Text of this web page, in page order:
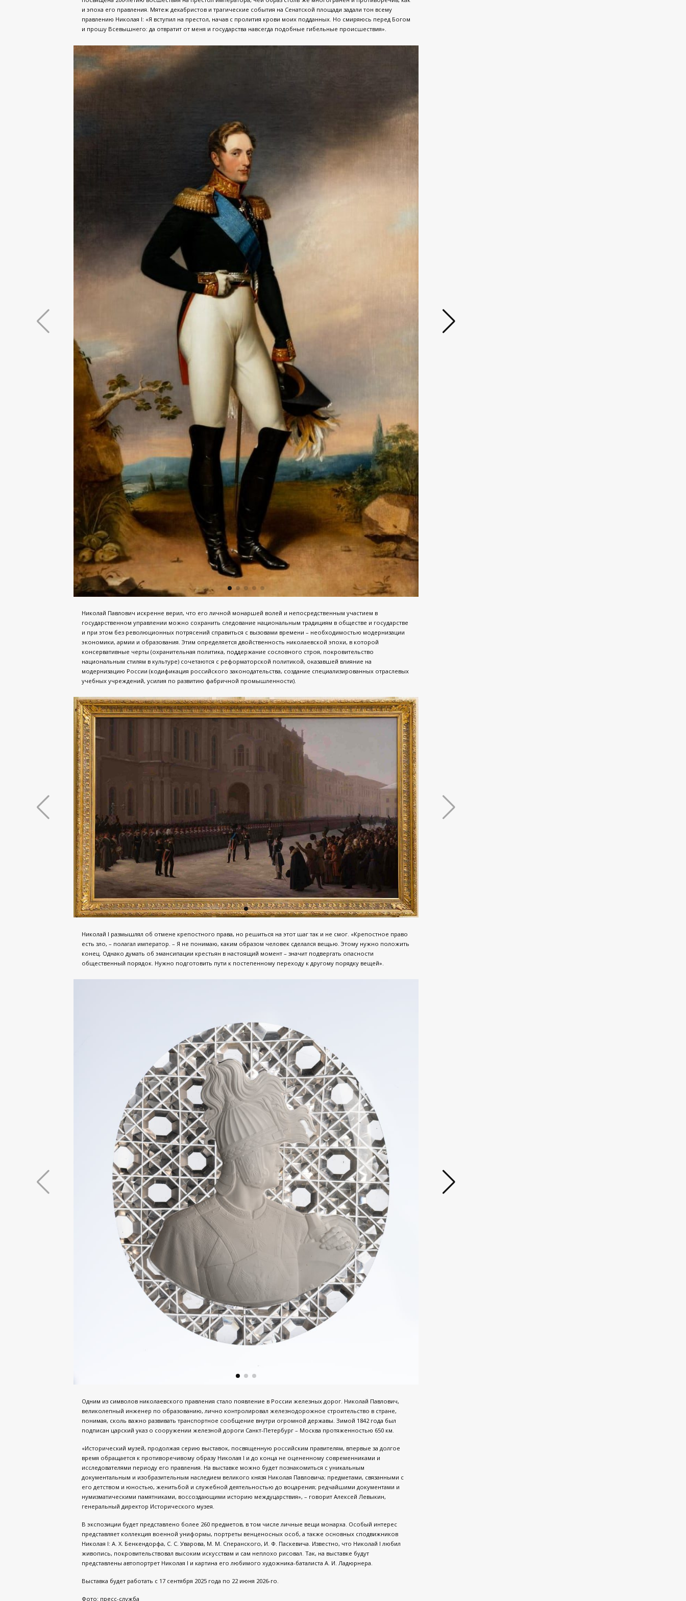
и эпоха его правления. Мятеж декабристов и трагические события на Сенатской площади задали тон всему
правлению Николая I: «Я вступил на престол, начав с пролития крови моих подданных. Но смиряюсь перед Богом
и прошу Всевышнего: да отвратит от меня и государства навсегда подобные гибельные происшествия».
Николай Павлович искренне верил, что его личной монаршей волей и непосредственным участием в
государственном управлении можно сохранить следование национальным традициям в обществе и государстве
и при этом без революционных потрясений справиться с вызовами времени – необходимостью модернизации
экономики, армии и образования. Этим определяется двойственность николаевской эпохи, в которой
консервативные черты (охранительная политика, поддержание сословного строя, покровительство
национальным стилям в культуре) сочетаются с реформаторской политикой, оказавшей влияние на
модернизацию России (кодификация российского законодательства, создание специализированных отраслевых
учебных учреждений, усилия по развитию фабричной промышленности).
Николай I размышлял об отмене крепостного права, но решиться на этот шаг так и не смог. «Крепостное право
есть зло, – полагал император. – Я не понимаю, каким образом человек сделался вещью. Этому нужно положить
конец. Однако думать об эмансипации крестьян в настоящий момент – значит подвергать опасности
общественный порядок. Нужно подготовить пути к постепенному переходу к другому порядку вещей».
Одним из символов николаевского правления стало появление в России железных дорог. Николай Павлович,
великолепный инженер по образованию, лично контролировал железнодорожное строительство в стране,
понимая, сколь важно развивать транспортное сообщение внутри огромной державы. Зимой 1842 года был
подписан царский указ о сооружении железной дороги Санкт-Петербург – Москва протяженностью 650 км.
«Исторический музей, продолжая серию выставок, посвященную российским правителям, впервые за долгое
время обращается к противоречивому образу Николая I и до конца не оцененному современниками и
исследователями периоду его правления. На выставке можно будет познакомиться с уникальным
документальным и изобразительным наследием великого князя Николая Павловича; предметами, связанными с
его детством и юностью, женитьбой и служебной деятельностью до воцарения; редчайшими документами и
нумизматическими памятниками, воссоздающими историю междуцарствия», – говорит Алексей Левыкин,
генеральный директор Исторического музея.
В экспозиции будет представлено более 260 предметов, в том числе личные вещи монарха. Особый интерес
представляет коллекция военной униформы, портреты венценосных особ, а также основных сподвижников
Николая I: А. Х. Бенкендорфа, С. С. Уварова, М. М. Сперанского, И. Ф. Паскевича. Известно, что Николай I любил
живопись, покровительствовал высоким искусствам и сам неплохо рисовал. Так, на выставке будут
представлены автопортрет Николая I и картина его любимого художника-баталиста А. И. Ладюрнера.
Выставка будет работать с 17 сентября 2025 года по 22 июня 2026-го.
Фото: пресс-служба